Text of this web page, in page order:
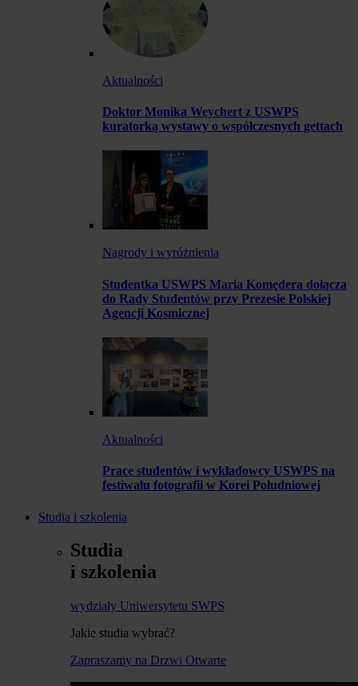
Aktualności
Doktor Monika Weychert z USWPS
kuratorką wystawy o współczesnych gettach
Nagrody i wyróżnienia
Studentka USWPS Maria Komędera dołącza
do Rady Studentów przy Prezesie Polskiej
Agencji Kosmicznej
Aktualności
Prace studentów i wykładowcy USWPS na
festiwalu fotografii w Korei Południowej
Studia i szkolenia
Studia
i szkolenia
wydziały Uniwersytetu SWPS
Jakie studia wybrać?
Zapraszamy na Drzwi Otwarte